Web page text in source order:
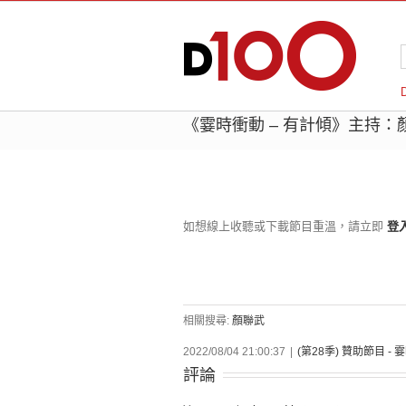
《霎時衝動 – 有計傾》主持：
如想線上收聽或下載節目重溫，請立即 登
相關搜尋: 顏聯武
2022/08/04 21:00:37 (第28季) 贊助節目 -
評論